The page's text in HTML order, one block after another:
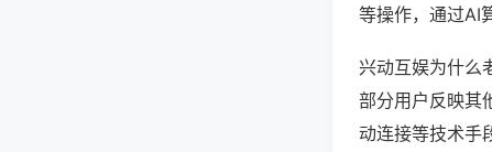
等操作，通过AI
兴动互娱为什么
部分用户反映其
动连接等技术手